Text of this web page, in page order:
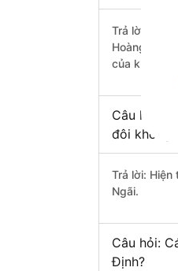
Trả lời:
Hoàng
của khách
Câu hỏi:
đôi không?
Trả lời:
Ngãi.
Câu hỏi:
Định?